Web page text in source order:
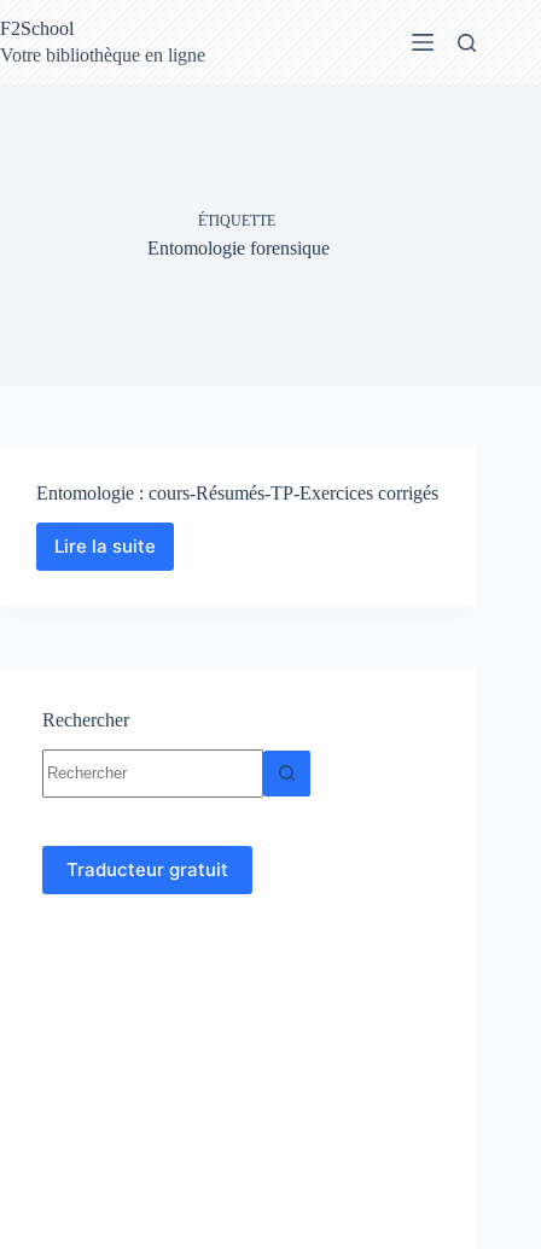
au
contenu
F2School
Votre bibliothèque en ligne
ÉTIQUETTE
Entomologie forensique
Entomologie : cours-Résumés-TP-Exercices corrigés
Lire la suite
Entomologie
Rechercher
résultat
Traducteur gratuit